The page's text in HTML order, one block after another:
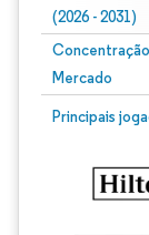
(2026 - 2031)
Mercado
Principais
Imagem ©